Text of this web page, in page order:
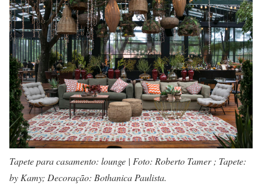
Tapete para casamento: lounge | Foto: Roberto Tamer ; Tapete:
by Kamy; Decoração: Bothanica Paulista.